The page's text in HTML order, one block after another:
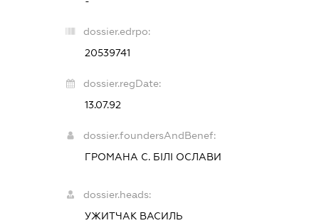
dossier.edrpo:
20539741
dossier.regDate:
13.07.92
dossier.foundersAndBenef:
ГРОМАНА С. БІЛІ ОСЛАВИ
dossier.heads:
УЖИТЧАК ВАСИЛЬ